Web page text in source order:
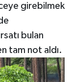
girebilmek
bulan
tam not aldı.